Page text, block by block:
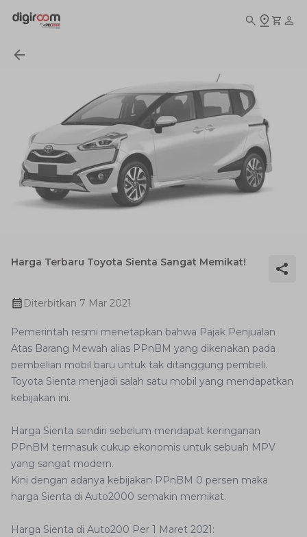
Harga Terbaru Toyota Sienta Sangat Memikat!
Diterbitkan 7 Mar 2021
Pemerintah resmi menetapkan bahwa Pajak Penjualan
Atas Barang Mewah alias PPnBM yang dikenakan pada
pembelian mobil baru untuk tak ditanggung pembeli.
Toyota Sienta menjadi salah satu mobil yang mendapatkan
kebijakan ini.
Harga Sienta sendiri sebelum mendapat keringanan
PPnBM termasuk cukup ekonomis untuk sebuah MPV
yang sangat modern.
Kini dengan adanya kebijakan PPnBM 0 persen maka
harga Sienta di Auto2000 semakin memikat.
Harga Sienta di Auto200 Per 1 Maret 2021: